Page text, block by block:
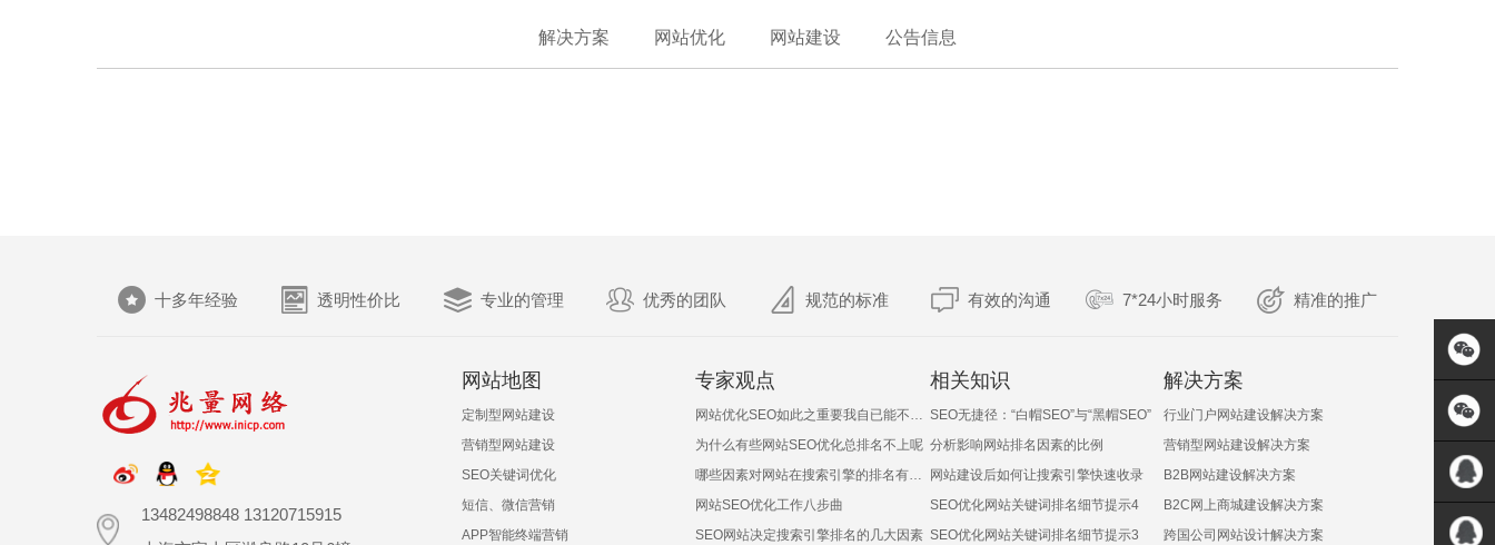
解决方案 网站优化 网站建设 公告信息
十多年经验 透明性价比 专业的管理 优秀的团队 规范的标准 有效的沟通 7*24小时服务 精准的推广
13482498848 13120715915
网站地图
定制型网站建设
营销型网站建设
SEO关键词优化
短信、微信营销
APP智能终端营销
专家观点
网站优化SEO如此之重要我自已能不能做呢？
为什么有些网站SEO优化总排名不上呢
哪些因素对网站在搜索引擎的排名有影响
网站SEO优化工作八步曲
SEO网站决定搜索引擎排名的几大因素
相关知识
SEO无捷径：“白帽SEO”与“黑帽SEO”
分析影响网站排名因素的比例
网站建设后如何让搜索引擎快速收录
SEO优化网站关键词排名细节提示4
SEO优化网站关键词排名细节提示3
解决方案
行业门户网站建设解决方案
营销型网站建设解决方案
B2B网站建设解决方案
B2C网上商城建设解决方案
跨国公司网站设计解决方案